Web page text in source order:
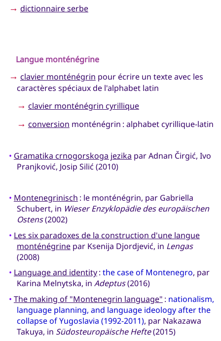
→ dictionnaire serbe
Langue monténégrine
→ clavier monténégrin pour écrire un texte avec les
caractères spéciaux de l'alphabet latin
→ clavier monténégrin cyrillique
→ conversion monténégrin : alphabet cyrillique-latin
• Gramatika crnogorskoga jezika par Adnan Čirgić, Ivo
Pranjković, Josip Silić (2010)
• Montenegrinisch : le monténégrin, par Gabriella
Schubert, in Wieser Enzyklopädie des europäischen
Ostens(2002)
• Les six paradoxes de la construction d'une langue
monténégrinepar Ksenija Djordjević, in Lengas
(2008)
• Language and identity: the case of Montenegro, par
Karina Melnytska, in Adeptus(2016)
• The making of "Montenegrin language" : nationalism,
language planning, and language ideology after the
collapse of Yugoslavia (1992-2011), par Nakazawa
Takuya, in Südosteuropäische Hefte(2015)